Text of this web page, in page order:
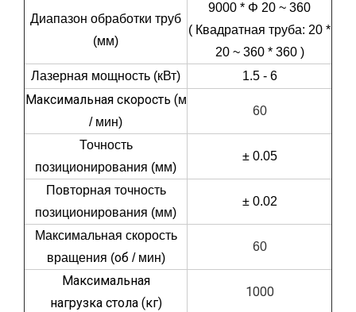
Диапазон обработки труб
(мм)
9000 * Φ 20 ~ 360
( Квадратная труба: 20 *
20 ~ 360 * 360 )
Лазерная мощность (кВт)
1.5 - 6
Максимальная скорость (м
/ мин)
60
Точность
позиционирования (мм)
± 0.05
Повторная точность
позиционирования (мм)
± 0.02
Максимальная скорость
вращения (об / мин)
60
Максимальная
нагрузка стола (кг)
1000